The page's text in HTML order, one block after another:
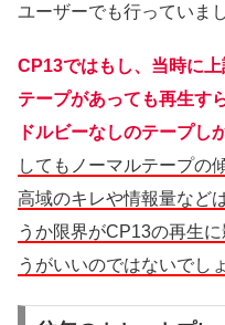
ユーザーでも行っていまし
CP13ではもし、当時に
テープがあっても再生す
ドルビーなしのテープし
してもノーマルテープの
高域のキレや情報量など
うか限界がCP13の再生
うがいいのではないでし